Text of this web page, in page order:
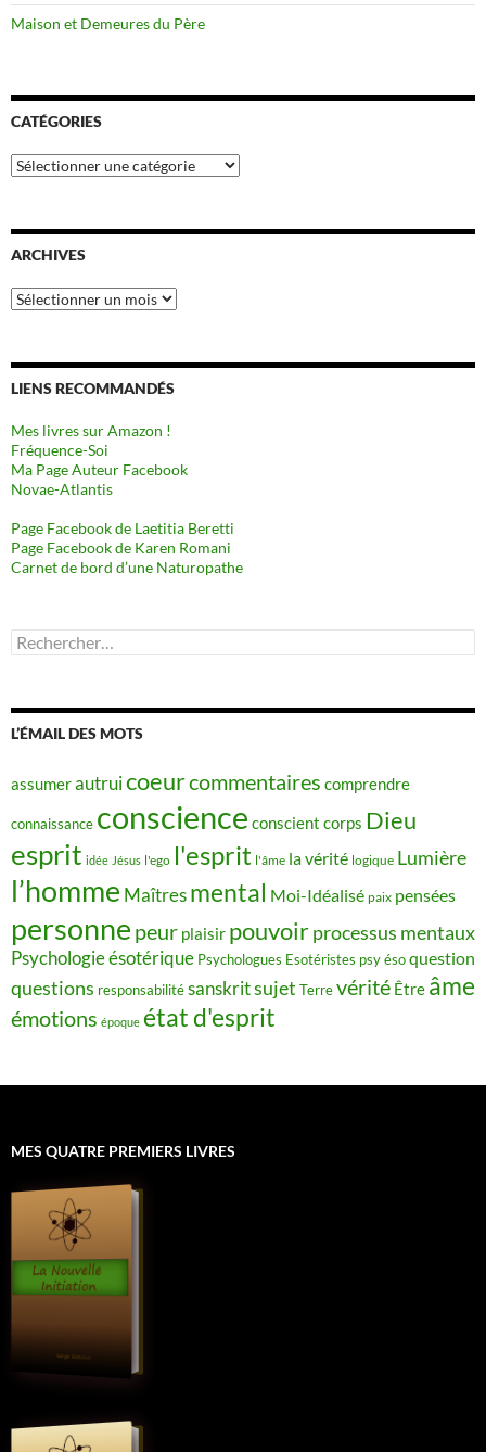
Maison et Demeures du Père
CATÉGORIES
Catégories
ARCHIVES
Archives
LIENS RECOMMANDÉS
Mes livres sur Amazon !
Fréquence-Soi
Ma Page Auteur Facebook
Novae-Atlantis
Page Facebook de Laetitia Beretti
Page Facebook de Karen Romani
Carnet de bord d’une Naturopathe
Rechercher :
L’ÉMAIL DES MOTS
assumerautruicoeurcommentaires comprendre
connaissance conscience conscient corps Dieu
esprit idée Jésus l'ego l'esprit l'âme la vérité logique Lumière
l’homme Maîtres mental Moi-Idéalisé paix pensées
personne peur plaisir pouvoirprocessus mentaux
Psychologie ésotérique Psychologues Esotéristes psy ésoquestion
questions responsabilitésanskritsujet Terrevérité Être âme
émotions époque état d'esprit
MES QUATRE PREMIERS LIVRES